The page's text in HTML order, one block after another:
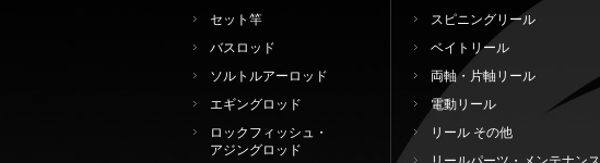
セット竿
バスロッド
ソルトルアーロッド
エギングロッド
ロックフィッシュ・
アジングロッド
スピニングリール
ベイトリール
両軸・片軸リール
電動リール
リール その他